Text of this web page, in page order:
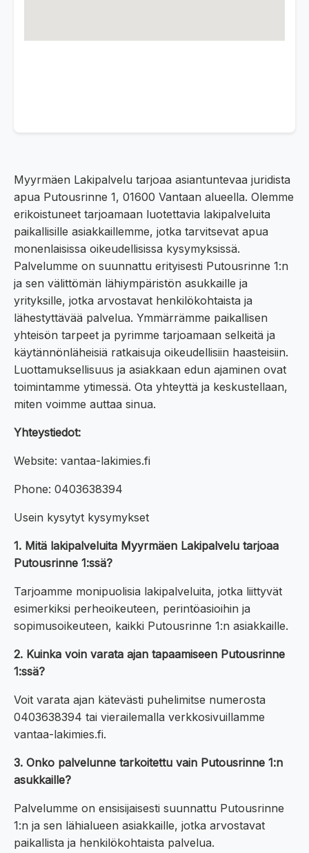
Myyrmäen Lakipalvelu tarjoaa asiantuntevaa juridista
apua Putousrinne 1, 01600 Vantaan alueella. Olemme
erikoistuneet tarjoamaan luotettavia lakipalveluita
paikallisille asiakkaillemme, jotka tarvitsevat apua
monenlaisissa oikeudellisissa kysymyksissä.
Palvelumme on suunnattu erityisesti Putousrinne 1:n
ja sen välittömän lähiympäristön asukkaille ja
yrityksille, jotka arvostavat henkilökohtaista ja
lähestyttävää palvelua. Ymmärrämme paikallisen
yhteisön tarpeet ja pyrimme tarjoamaan selkeitä ja
käytännönläheisiä ratkaisuja oikeudellisiin haasteisiin.
Luottamuksellisuus ja asiakkaan edun ajaminen ovat
toimintamme ytimessä. Ota yhteyttä ja keskustellaan,
miten voimme auttaa sinua.
Yhteystiedot:
Website: vantaa-lakimies.fi
Phone: 0403638394
Usein kysytyt kysymykset
1. Mitä lakipalveluita Myyrmäen Lakipalvelu tarjoaa
Putousrinne 1:ssä?
Tarjoamme monipuolisia lakipalveluita, jotka liittyvät
esimerkiksi perheoikeuteen, perintöasioihin ja
sopimusoikeuteen, kaikki Putousrinne 1:n asiakkaille.
2. Kuinka voin varata ajan tapaamiseen Putousrinne
1:ssä?
Voit varata ajan kätevästi puhelimitse numerosta
0403638394 tai vierailemalla verkkosivuillamme
vantaa-lakimies.fi.
3. Onko palvelunne tarkoitettu vain Putousrinne 1:n
asukkaille?
Palvelumme on ensisijaisesti suunnattu Putousrinne
1:n ja sen lähialueen asiakkaille, jotka arvostavat
paikallista ja henkilökohtaista palvelua.